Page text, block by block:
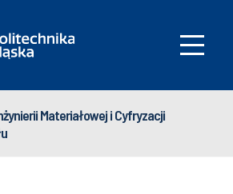
Materiałowej i Cyfryzacji